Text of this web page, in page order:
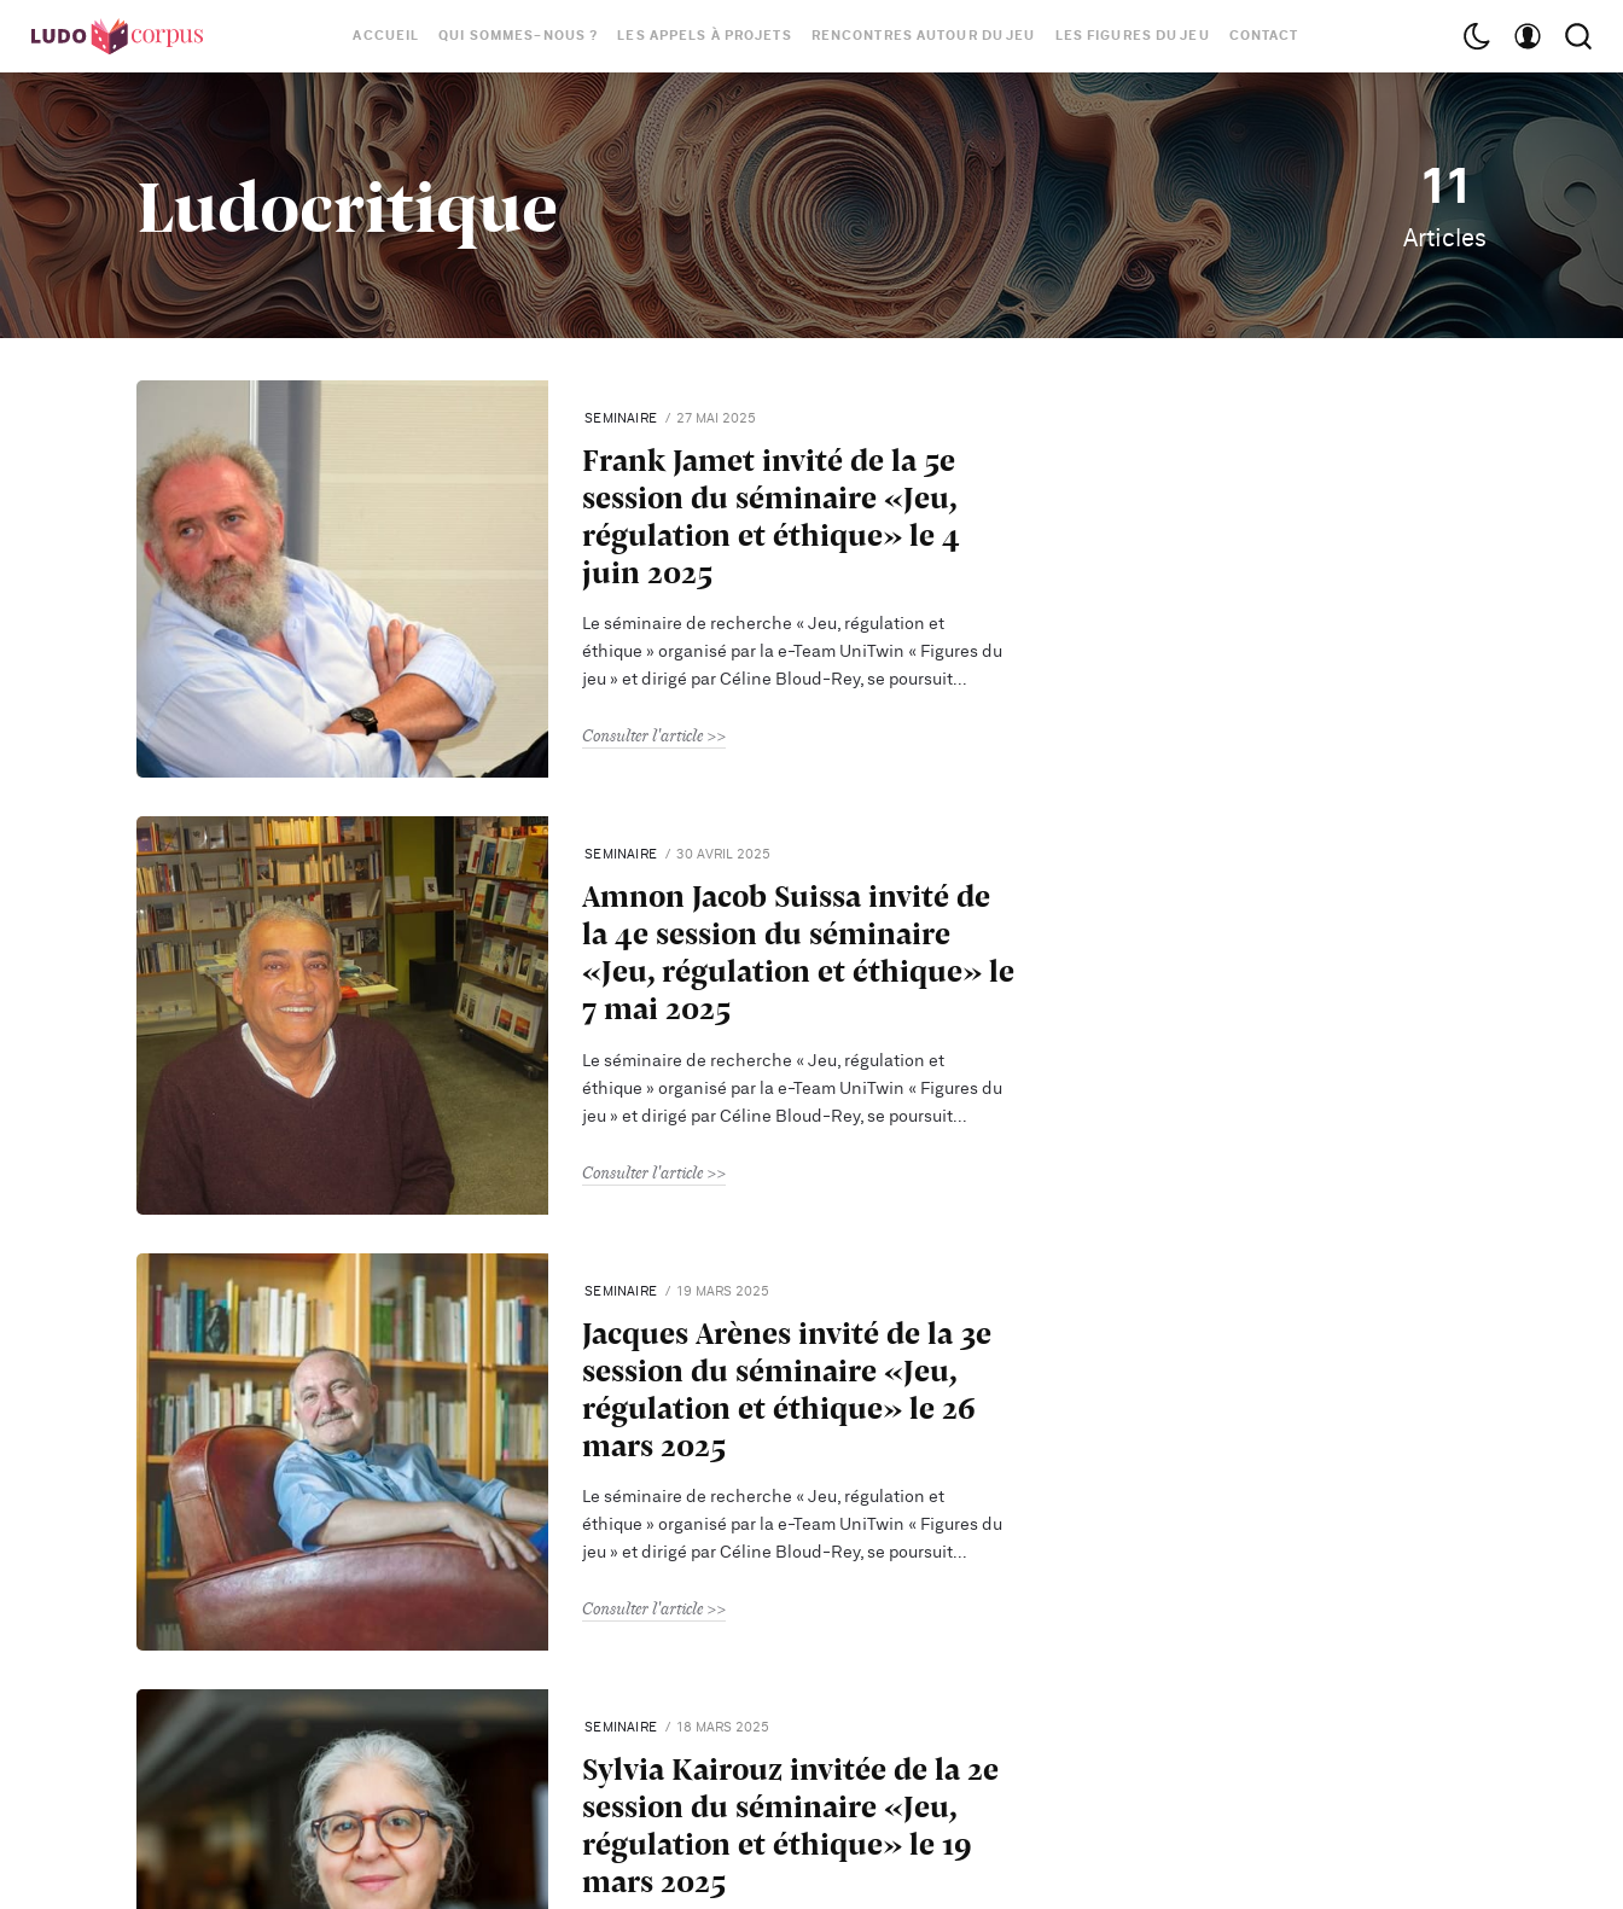
ACCUEIL QUI SOMMES-NOUS ? LES APPELS À PROJETS RENCONTRES AUTOUR DU JEU LES FIGURES DU JEU CONTACT
Ludocritique 11
Articles
SEMINAIRE 27 MAI 2025
Frank Jamet invité de la 5e
session du séminaire «Jeu,
régulation et éthique» le 4
juin 2025
Le séminaire de recherche « Jeu, régulation et
éthique » organisé par la e-Team UniTwin « Figures du
jeu » et dirigé par Céline Bloud-Rey, se poursuit
Consulter l'article
SEMINAIRE 30 AVRIL 2025
Amnon Jacob Suissa invité de
la 4e session du séminaire
«Jeu, régulation et éthique» le
7 mai 2025
Le séminaire de recherche « Jeu, régulation et
éthique » organisé par la e-Team UniTwin « Figures du
jeu » et dirigé par Céline Bloud-Rey, se poursuit
Consulter l'article
SEMINAIRE 19 MARS 2025
Jacques Arènes invité de la 3e
session du séminaire «Jeu,
régulation et éthique» le 26
mars 2025
Le séminaire de recherche « Jeu, régulation et
éthique » organisé par la e-Team UniTwin « Figures du
jeu » et dirigé par Céline Bloud-Rey, se poursuit
Consulter l'article
SEMINAIRE 18 MARS 2025
Sylvia Kairouz invitée de la 2e
session du séminaire «Jeu,
régulation et éthique» le 19
mars 2025